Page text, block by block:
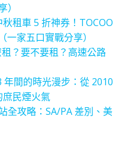
租車 5 折神券！TOCOO
家五口實戰分享）
？要不要租？高速公路
年間的時光漫步：從 2010
民煙火氣
全攻略：SA/PA 差別、美